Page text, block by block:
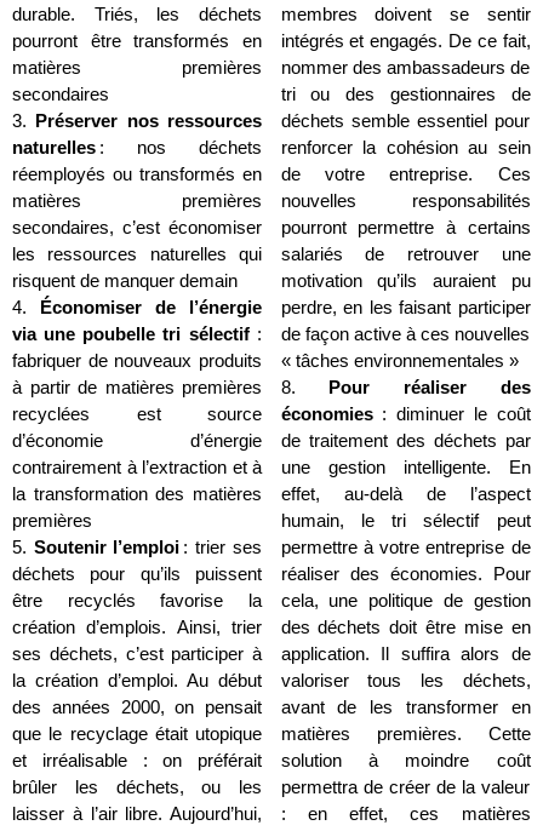
durable. Triés, les déchets
pourront être transformés en
matières premières
secondaires
3. Préserver nos ressources
naturelles : nos déchets
réemployés ou transformés en
matières premières
secondaires, c’est économiser
les ressources naturelles qui
risquent de manquer demain
4. Économiser de l’énergie
via une poubelle tri sélectif :
fabriquer de nouveaux produits
à partir de matières premières
recyclées est source
d’économie d’énergie
contrairement à l’extraction et à
la transformation des matières
premières
5. Soutenir l’emploi : trier ses
déchets pour qu’ils puissent
être recyclés favorise la
création d’emplois. Ainsi, trier
ses déchets, c’est participer à
la création d’emploi. Au début
des années 2000, on pensait
que le recyclage était utopique
et irréalisable : on préférait
brûler les déchets, ou les
laisser à l’air libre. Aujourd’hui,
membres doivent se sentir
intégrés et engagés. De ce fait,
nommer des ambassadeurs de
tri ou des gestionnaires de
déchets semble essentiel pour
renforcer la cohésion au sein
de votre entreprise. Ces
nouvelles responsabilités
pourront permettre à certains
salariés de retrouver une
motivation qu’ils auraient pu
perdre, en les faisant participer
de façon active à ces nouvelles
« tâches environnementales »
8. Pour réaliser des
économies: diminuer le coût
de traitement des déchets par
une gestion intelligente. En
effet, au-delà de l’aspect
humain, le tri sélectif peut
permettre à votre entreprise de
réaliser des économies. Pour
cela, une politique de gestion
des déchets doit être mise en
application. Il suffira alors de
valoriser tous les déchets,
avant de les transformer en
matières premières. Cette
solution à moindre coût
permettra de créer de la valeur
: en effet, ces matières